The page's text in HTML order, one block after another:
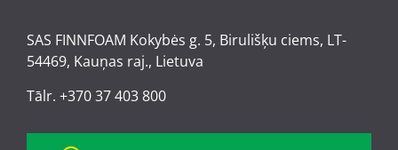
SAS FINNFOAM Kokybės g. 5, Birulišķu ciems, LT-
54469, Kauņas raj., Lietuva
Tālr. +370 37 403 800